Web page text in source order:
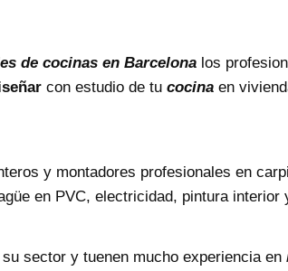
de cocinas en Barcelona los
con estudio de tu cocina en
y montadores profesionales en
en PVC, electricidad, pintura interior
sector y tuenen mucho experiencia en